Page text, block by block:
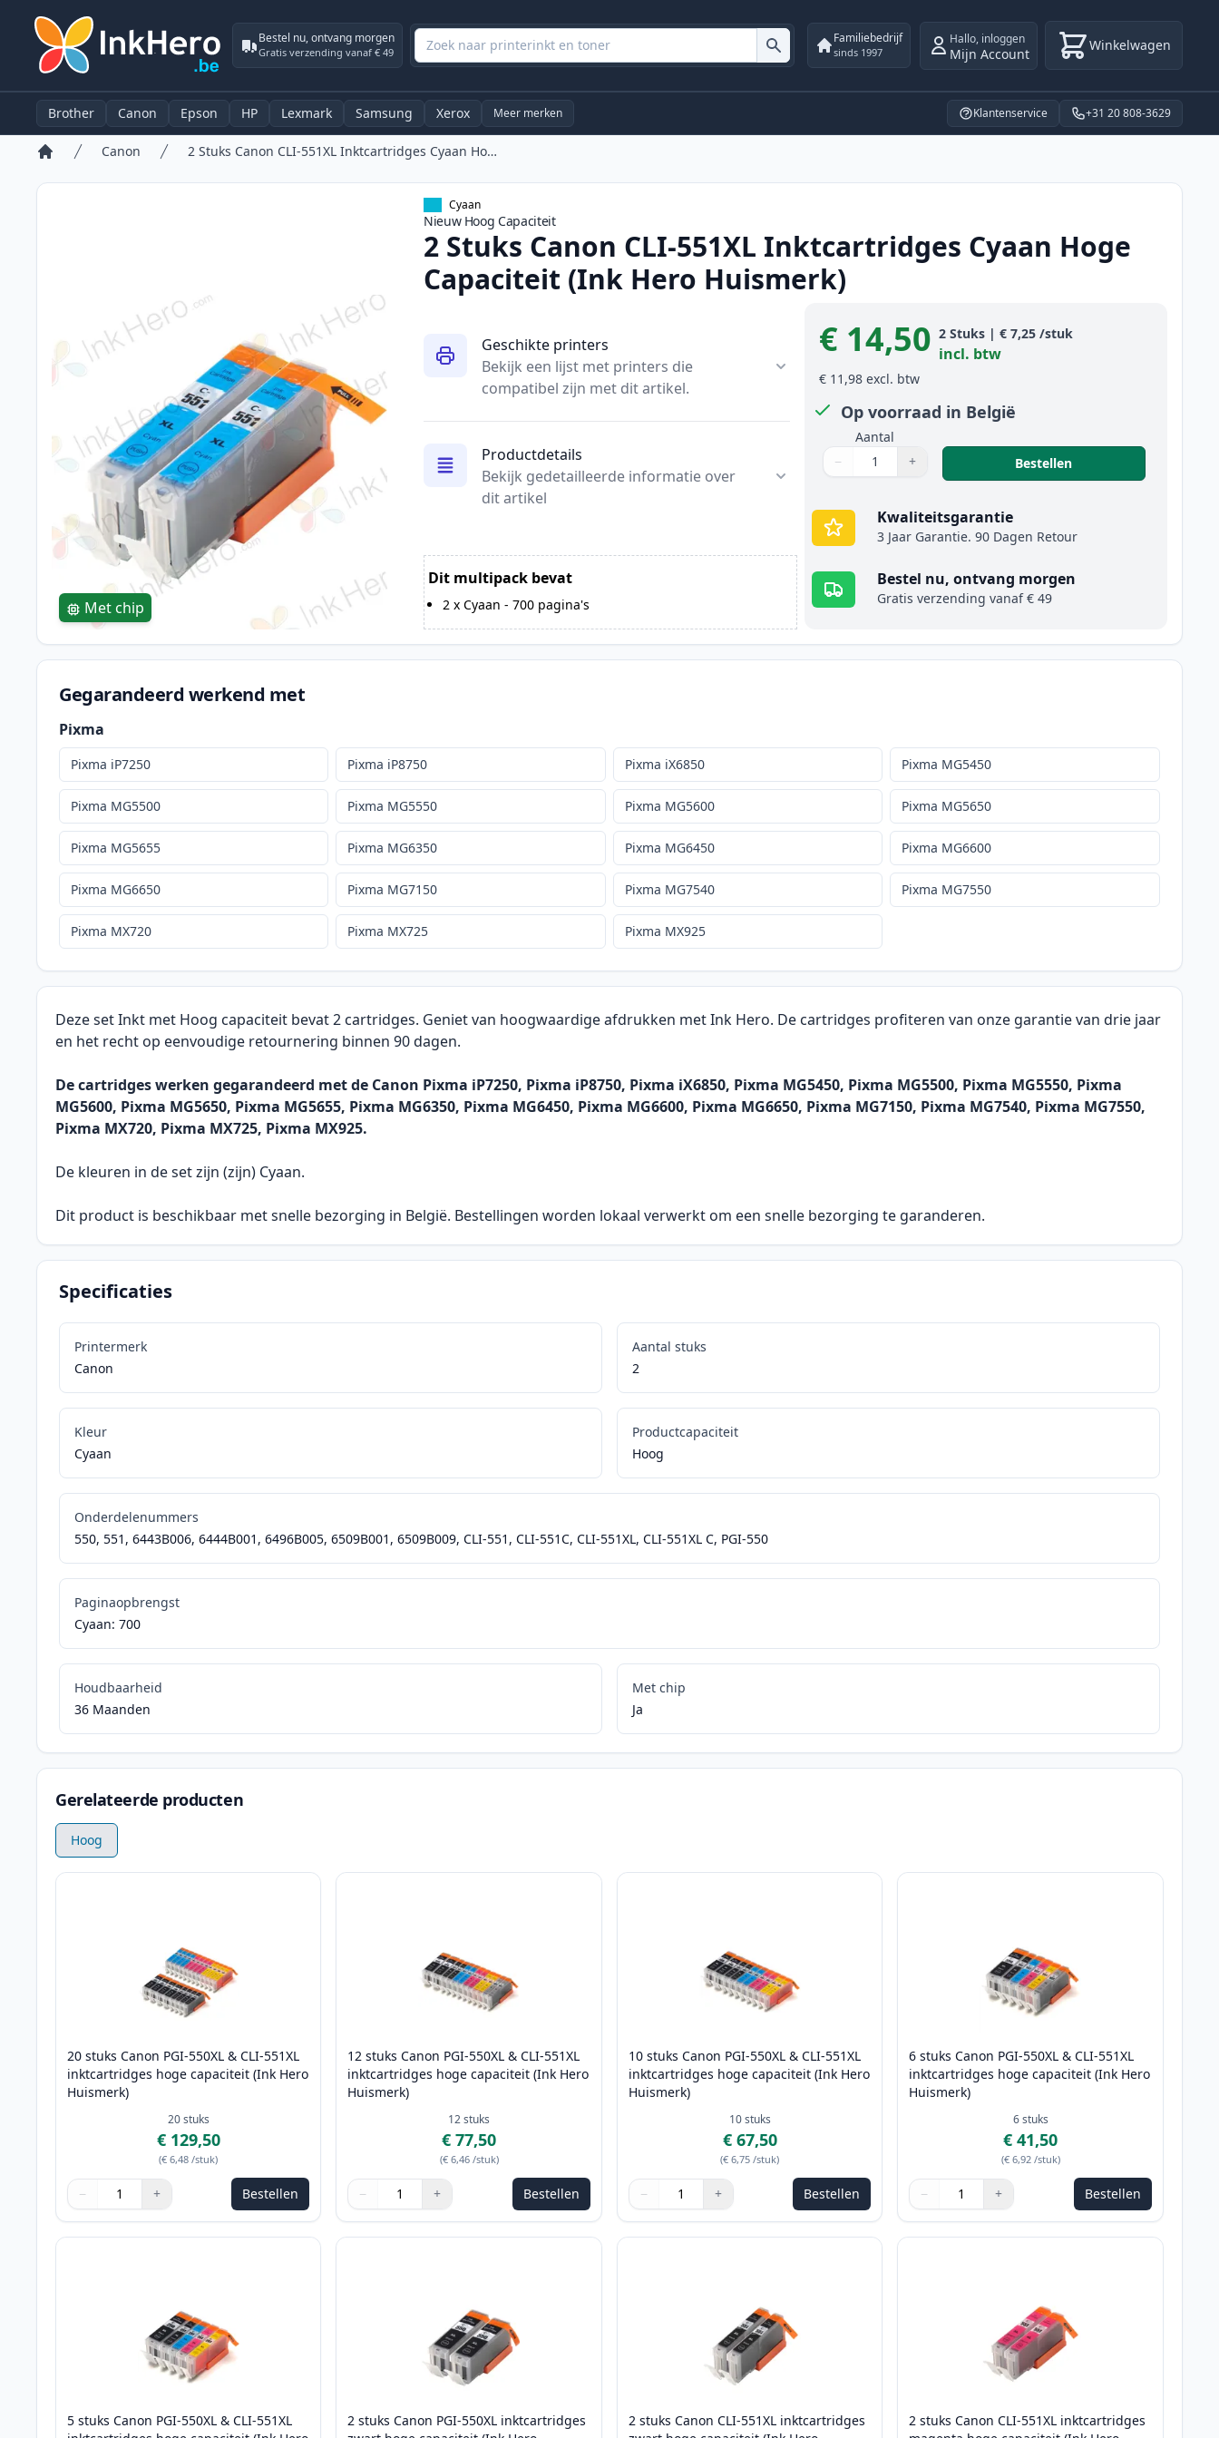
Bestel nu, ontvang morgen
Gratis verzending vanaf € 49
Familiebedrijf
sinds 1997
Hallo, inloggen
Mijn Account Winkelwagen
Brother Canon Epson HP Lexmark Samsung Xerox Meer merken Klantenservice +31 20 808-3629
Canon 2 Stuks Canon CLI-551XL Inktcartridges Cyaan Hoge Capaciteit (Ink Hero Huismerk)
Met chip
Cyaan
Nieuw Hoog Capaciteit
2 Stuks Canon CLI-551XL Inktcartridges Cyaan Hoge
Capaciteit (Ink Hero Huismerk)
Geschikte printers
Bekijk een lijst met printers die
compatibel zijn met dit artikel.
Productdetails
Bekijk gedetailleerde informatie over
dit artikel
Dit multipack bevat
2x Cyaan - 700 pagina's
Product information
€ 14,50 2 Stuks| € 7,25 /stuk
incl. btw
€ 11,98 excl. btw
Op voorraad in België
Aantal
Aantal
Gebruik de knoppen om aan te passen
− +
Aantal 1 Bestellen,
Kwaliteitsgarantie
3 Jaar Garantie. 90 Dagen Retour
Bestel nu, ontvang morgen
Gratis verzending vanaf € 49
Deze set Inkt met Hoog capaciteit bevat 2 cartridges. Geniet van hoogwaardige afdrukken met Ink Hero. De cartridges profiteren van onze garantie van drie jaar
en het recht op eenvoudige retournering binnen 90 dagen.
De cartridges werken gegarandeerd met de Canon Pixma iP7250, Pixma iP8750, Pixma iX6850, Pixma MG5450, Pixma MG5500, Pixma MG5550, Pixma
MG5600, Pixma MG5650, Pixma MG5655, Pixma MG6350, Pixma MG6450, Pixma MG6600, Pixma MG6650, Pixma MG7150, Pixma MG7540, Pixma MG7550,
Pixma MX720, Pixma MX725, Pixma MX925.
De kleuren in de set zijn (zijn) Cyaan.
Dit product is beschikbaar met snelle bezorging in België. Bestellingen worden lokaal verwerkt om een snelle bezorging te garanderen.
Specificaties
Printermerk
Canon
Aantal stuks
2
Kleur
Cyaan
Productcapaciteit
Hoog
Onderdelenummers
550, 551, 6443B006, 6444B001, 6496B005, 6509B001, 6509B009, CLI-551, CLI-551C, CLI-551XL, CLI-551XL C, PGI-550
Paginaopbrengst
Cyaan: 700
Houdbaarheid
36 Maanden
Met chip
Ja
Gerelateerde producten
Hoog
20 stuks Canon PGI-550XL & CLI-551XL
inktcartridges hoge capaciteit (Ink Hero
Huismerk)
20stuks
€ 129,50
(€ 6,48 /stuk)
Aantal
Gebruik de knoppen om aan te passen
− +
Aantal 1 Bestellen
12 stuks Canon PGI-550XL & CLI-551XL
inktcartridges hoge capaciteit (Ink Hero
Huismerk)
12stuks
€ 77,50
(€ 6,46 /stuk)
Aantal
Gebruik de knoppen om aan te passen
− +
Aantal 1 Bestellen
10 stuks Canon PGI-550XL & CLI-551XL
inktcartridges hoge capaciteit (Ink Hero
Huismerk)
10stuks
€ 67,50
(€ 6,75 /stuk)
Aantal
Gebruik de knoppen om aan te passen
− +
Aantal 1 Bestellen
6 stuks Canon PGI-550XL & CLI-551XL
inktcartridges hoge capaciteit (Ink Hero
Huismerk)
6stuks
€ 41,50
(€ 6,92 /stuk)
Aantal
Gebruik de knoppen om aan te passen
− +
Aantal 1 Bestellen
5 stuks Canon PGI-550XL & CLI-551XL
2 stuks Canon PGI-550XL inktcartridges
2 stuks Canon CLI-551XL inktcartridges
2 stuks Canon CLI-551XL inktcartridges
Gegarandeerd werkend met
Pixma
Pixma iP7250 Pixma iP8750 Pixma iX6850 Pixma MG5450
Pixma MG5500 Pixma MG5550 Pixma MG5600 Pixma MG5650
Pixma MG5655 Pixma MG6350 Pixma MG6450 Pixma MG6600
Pixma MG6650 Pixma MG7150 Pixma MG7540 Pixma MG7550
Pixma MX720 Pixma MX725 Pixma MX925